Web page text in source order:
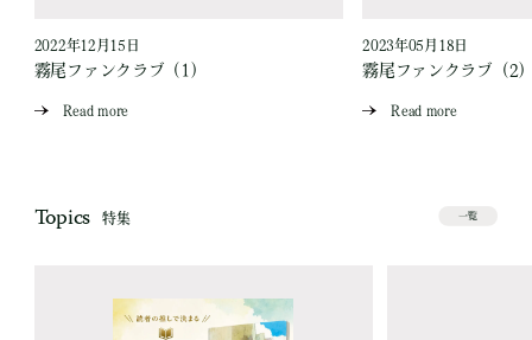
2022年12月15日
霧尾ファンクラブ（1）
Read more
2023年05月18日
霧尾ファンクラブ（2
Read more
Topics 特集 一覧